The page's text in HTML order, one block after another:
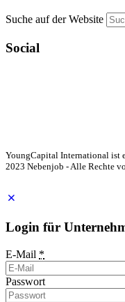
Suche auf der Website
Social
YoungCapital International ist
2023 Nebenjob - Alle Rechte
Login für
E-Mail *
Passwort